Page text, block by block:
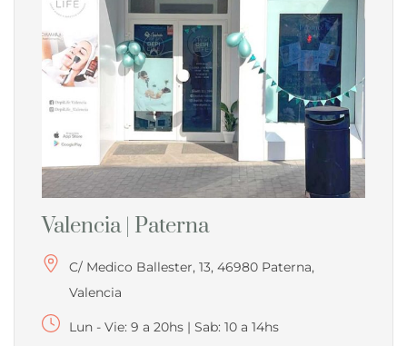
Valencia | Paterna
C/ Medico Ballester, 13, 46980 Paterna,
Valencia
Lun - Vie: 9 a 20hs | Sab: 10 a 14hs